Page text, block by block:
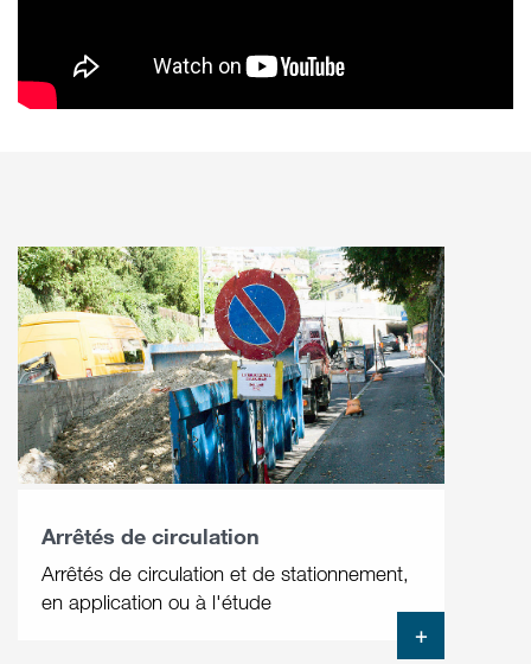
Arrêtés de circulation
Arrêtés de circulation et de stationnement,
en application ou à l'étude
+